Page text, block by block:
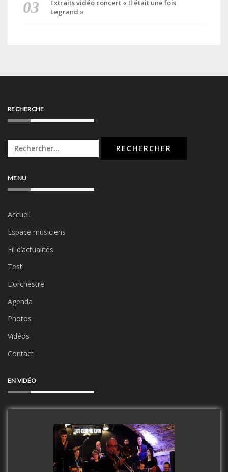
Extraits vidéo concert « Il était une fois
Legrand »
RECHERCHE
Rechercher :
MENU
Accueil
Espace musiciens
Fil d’actualités
Test
L’orchestre
Agenda
Photos
Vidéos
Contact
EN VIDÉO
Clip Only Big Band 2019
watch video